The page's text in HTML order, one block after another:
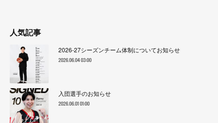
人気記事
2026-27シーズンチーム体制についてお知らせ
2026.06.04 03:00
入団選手のお知らせ
2026.06.01 01:00